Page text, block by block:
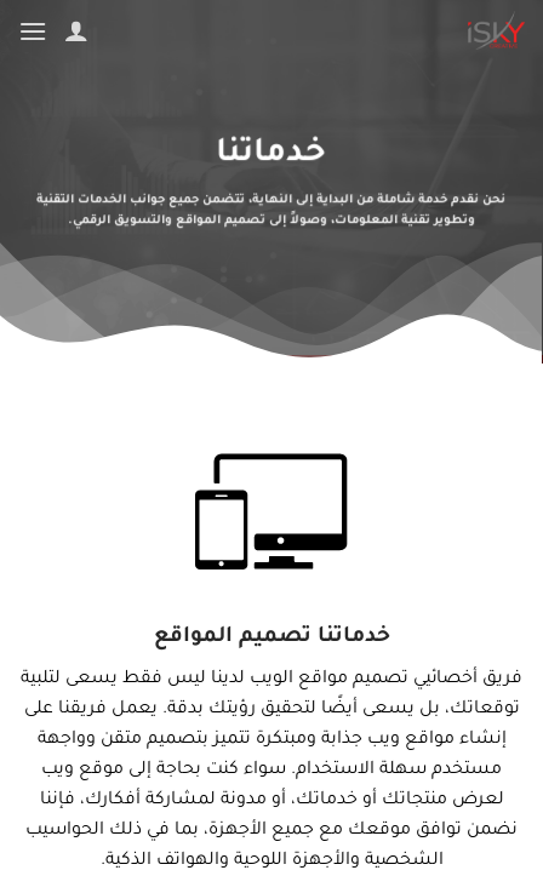
تخطي
للمحتوى
خدماتنا
نحن نقدم خدمة شاملة من البداية إلى النهاية، تتضمن جميع جوانب الخدمات التقنية
وتطوير تقنية المعلومات، وصولاً إلى تصميم المواقع والتسويق الرقمي.
خدماتنا تصميم المواقع
فريق أخصائيي تصميم مواقع الويب لدينا ليس فقط يسعى لتلبية
توقعاتك، بل يسعى أيضًا لتحقيق رؤيتك بدقة. يعمل فريقنا على
إنشاء مواقع ويب جذابة ومبتكرة تتميز بتصميم متقن وواجهة
مستخدم سهلة الاستخدام. سواء كنت بحاجة إلى موقع ويب
لعرض منتجاتك أو خدماتك، أو مدونة لمشاركة أفكارك، فإننا
نضمن توافق موقعك مع جميع الأجهزة، بما في ذلك الحواسيب
الشخصية والأجهزة اللوحية والهواتف الذكية.